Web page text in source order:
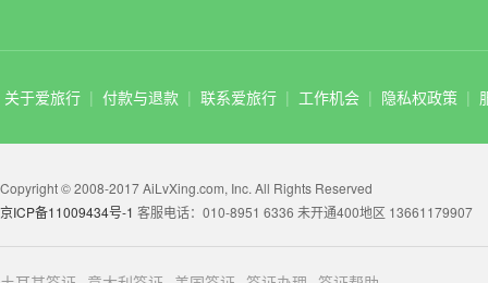
关于爱旅行 | 付款与退款 | 联系爱旅行 | 工作机会 | 隐私权政策 |
Copyright © 2008-2017 AiLvXing.com, Inc. All Rights Reserved
京ICP备11009434号-1 客服电话：010-8951 6336 未开通400地区 13661179907